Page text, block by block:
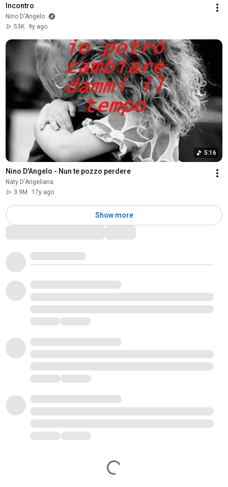
Incontro
Nino D'Angelo
53K
9y ago
5:16
Nino D'Angelo - Nun te pozzo perdere
Naty D'Angeliana
3.9M
17y ago
Show more